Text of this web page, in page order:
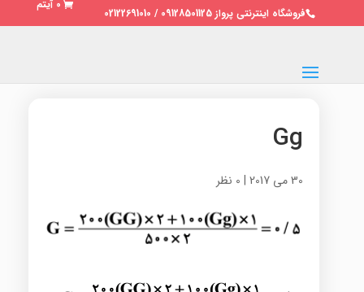
فروشگاه اینترنتی پرواز 09128501125 / 02122691010
0 آیتم
Gg
30 می 2017 | 0 نظر